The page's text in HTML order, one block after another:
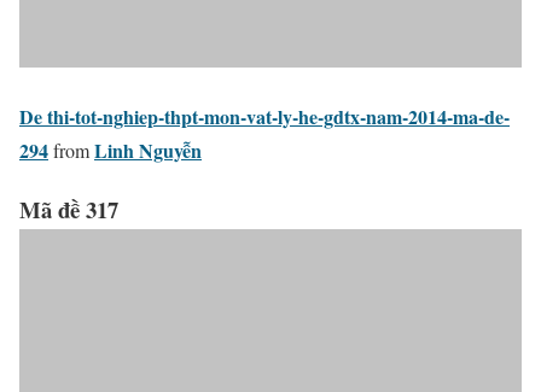
De thi-tot-nghiep-thpt-mon-vat-ly-he-gdtx-nam-2014-ma-de-
294fromLinh Nguyễn
Mã đề 317